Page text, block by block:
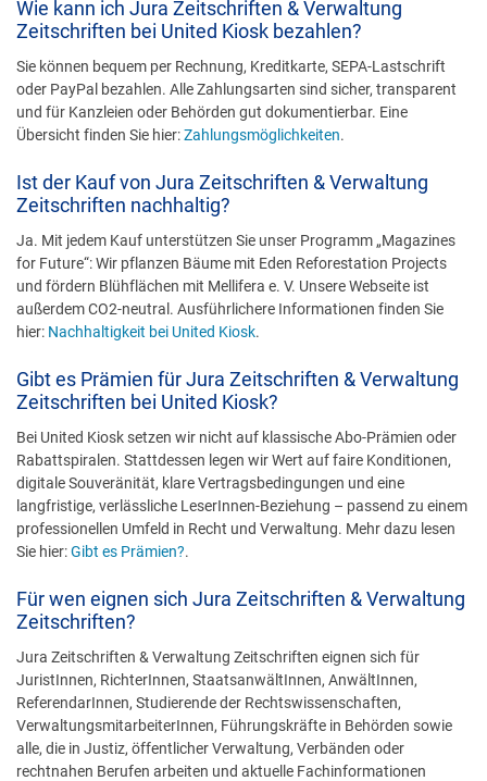
Wie kann ich Jura Zeitschriften & Verwaltung
Zeitschriften bei United Kiosk bezahlen?
Sie können bequem per Rechnung, Kreditkarte, SEPA-Lastschrift
oder PayPal bezahlen. Alle Zahlungsarten sind sicher, transparent
und für Kanzleien oder Behörden gut dokumentierbar. Eine
Übersicht finden Sie hier:Zahlungsmöglichkeiten.
Ist der Kauf von Jura Zeitschriften & Verwaltung
Zeitschriften nachhaltig?
Ja. Mit jedem Kauf unterstützen Sie unser Programm „Magazines
for Future“: Wir pflanzen Bäume mit Eden Reforestation Projects
und fördern Blühflächen mit Mellifera e. V. Unsere Webseite ist
außerdem CO2-neutral. Ausführlichere Informationen finden Sie
hier: Nachhaltigkeit bei United Kiosk.
Gibt es Prämien für Jura Zeitschriften & Verwaltung
Zeitschriften bei United Kiosk?
Bei United Kiosk setzen wir nicht auf klassische Abo-Prämien oder
Rabattspiralen. Stattdessen legen wir Wert auf faire Konditionen,
digitale Souveränität, klare Vertragsbedingungen und eine
langfristige, verlässliche LeserInnen-Beziehung – passend zu einem
professionellen Umfeld in Recht und Verwaltung. Mehr dazu lesen
Sie hier:Gibt es Prämien?.
Für wen eignen sich Jura Zeitschriften & Verwaltung
Zeitschriften?
Jura Zeitschriften & Verwaltung Zeitschriften eignen sich für
JuristInnen, RichterInnen, StaatsanwältInnen, AnwältInnen,
ReferendarInnen, Studierende der Rechtswissenschaften,
VerwaltungsmitarbeiterInnen, Führungskräfte in Behörden sowie
alle, die in Justiz, öffentlicher Verwaltung, Verbänden oder
rechtnahen Berufen arbeiten und aktuelle Fachinformationen